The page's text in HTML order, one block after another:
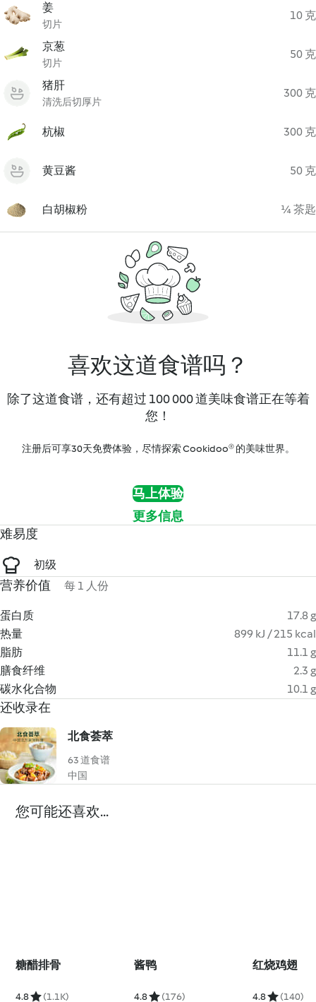
姜
切片
10 克
京葱
切片
50 克
猪肝
清洗后切厚片
300 克
杭椒 300 克
黄豆酱 50 克
白胡椒粉 ¼ 茶匙
喜欢这道食谱吗？
除了这道食谱，还有超过 100 000 道美味食谱正在等着
您！
注册后可享30天免费体验，尽情探索 Cookidoo® 的美味世界。
马上体验
更多信息
难易度
初级
营养价值 每 1 人份
蛋白质
17.8 g
热量
899 kJ / 215 kcal
脂肪
11.1 g
膳食纤维
2.3 g
碳水化合物
10.1 g
还收录在
北食荟萃
63 道食谱
中国
您可能还喜欢...
糖醋排骨
4.8 (1.1K)
酱鸭
4.8 (176)
红烧鸡翅
4.8 (140)